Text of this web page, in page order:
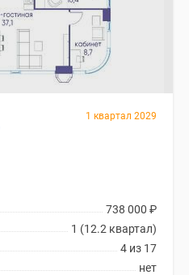
1 квартал 2029
738 000 ₽
1 (12.2 квартал)
4 из 17
нет